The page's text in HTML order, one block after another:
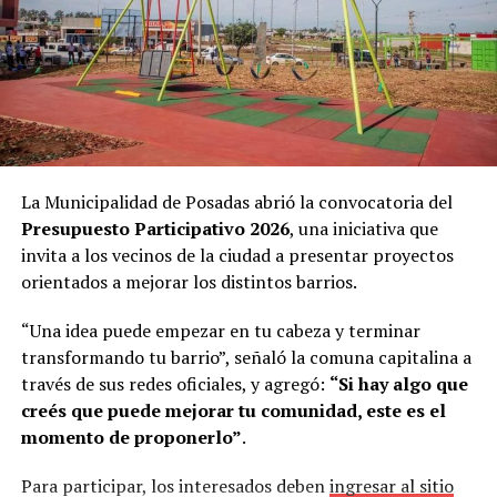
final.
Si ninguno de los candidatos resulta adecuado, vuelven a
presentar nuevos perfiles a las compañía interesada. En
caso de no contar con personas que cumplan las
condiciones requeridas, abren una
convocatoria
públicamediante las redes sociales y la página web del
municipio.
Según Abrazian, este sistema permite resolver uno de
los mayores problemas que enfrentan actualmente las
“Hoy es muy complejo. Cada vez que abrís una búsqueda,
sea presencial o digital, llegan muchísimos perfiles.
Muchas empresas no tienen un equipo de recursos
humanos y, aun teniéndolo, es muy difícil hacer frente a
esa cantidad de postulaciones”, señaló.
secretario de Obras y Servicios PúblicosCarlos Nielsen
y el director general de Asuntos JurídicosMartín
Zappone.
En tanto, en representación del sindicato, se
apersonaron: el secretario general de Soemp
Hugo
Rivero, el secretario de organización gremialMarcelo
Javier Álvez, el tesoreroHugo Cabrera Bogadoy el
asesor legalWalter Duarte.
La Municipalidad de Posadas abrió la convocatoria del
Presupuesto Participativo 2026, una iniciativa que
invita a los vecinos de la ciudad a presentar proyectos
orientados a mejorar los distintos barrios.
“Una idea puede empezar en tu cabeza y terminar
transformando tu barrio”, señaló la comuna capitalina a
través de sus redes oficiales, y agregó: “Si hay algo que
creés que puede mejorar tu comunidad, este es el
momento de proponerlo”.
Para participar, los interesados debeningresar al sitio